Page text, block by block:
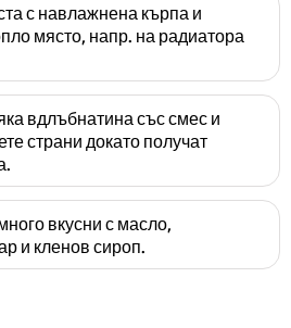
с навлажнена кърпа и
място, напр. на радиатора
вдлъбнатина със смес и
страни докато получат
вкусни с масло,
и кленов сироп.